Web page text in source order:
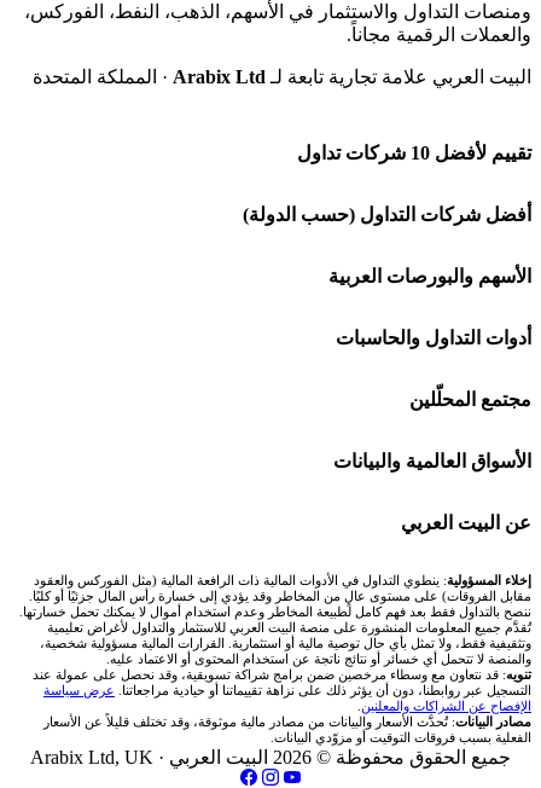
ومنصات التداول والاستثمار في الأسهم، الذهب، النفط، الفوركس،
والعملات الرقمية مجاناً.
البيت العربي علامة تجارية تابعة لـ Arabix Ltd · المملكة المتحدة
تقييم لأفضل 10 شركات تداول
شركة Capital.com
افاتريد AvaTrade
اكسنس Exness
منصة بينانس
اكس تي بي XTB
انتراكتيف بروكرز IBKR
أفضل شركات التداول (حسب الدولة)
شركات تداول في السعودية
شركات تداول في الإمارات
شركات تداول في الكويت
شركات تداول في قطر
شركات تداول في الأردن
شركات تداول في العراق
شركات تداول في فلسطين
الأسهم والبورصات العربية
🌍 كل البورصات العربية
🇸🇦 السوق السعودية
🇦🇪 أسواق الإمارات
🇪🇬 البورصة المصرية
🇶🇦 بورصة قطر
🇯🇴 بورصة عمّان
🇧🇭 بورصة البحرين
أدوات التداول والحاسبات
🕌 حاسبة الزكاة
💱 محول العملات
🧮 حاسبة حجم اللوت
📊 حاسبة قيمة النقطة
💰 حاسبة ربح الفوركس
📌 حاسبة النقاط المحورية
📏 حاسبة حجم المركز
مجتمع المحلّلين
🧱 حائط المجتمع
🏆 لوحة المحلّلين
✍️ اكتب تحليلك
الأسواق العالمية والبيانات
🌐 المؤشرات العالمية
🥇 سعر الذهب اليوم
🥇 أسعار الذهب والمعادن
💱 أسعار العملات والفوركس
💵 سعر الريال السعودي في مصر
عن البيت العربي
من نحن
تواصل معنا
فريق المؤلفين
مقالات تعليمية
إخلاء المسؤولية: ينطوي التداول في الأدوات المالية ذات الرافعة المالية (مثل الفوركس والعقود
مقابل الفروقات) على مستوى عالٍ من المخاطر وقد يؤدي إلى خسارة رأس المال جزئيًا أو كليًا.
ننصح بالتداول فقط بعد فهم كامل لطبيعة المخاطر وعدم استخدام أموال لا يمكنك تحمل خسارتها.
تُقدَّم جميع المعلومات المنشورة على منصة البيت العربي للاستثمار والتداول لأغراض تعليمية
وتثقيفية فقط، ولا تمثل بأي حال توصية مالية أو استثمارية. القرارات المالية مسؤولية شخصية،
والمنصة لا تتحمل أي خسائر أو نتائج ناتجة عن استخدام المحتوى أو الاعتماد عليه.
تنويه: قد نتعاون مع وسطاء مرخصين ضمن برامج شراكة تسويقية، وقد نحصل على عمولة عند
التسجيل عبر روابطنا، دون أن يؤثر ذلك على نزاهة تقييماتنا أو حيادية مراجعاتنا. عرض سياسة
الإفصاح عن الشراكات والمعلنين
مصادر البيانات: تُحدَّث الأسعار والبيانات من مصادر مالية موثوقة، وقد تختلف قليلاً عن الأسعار
الفعلية بسبب فروقات التوقيت أو مزوّدي البيانات.
جميع الحقوق محفوظة © 2026 البيت العربي · Arabix Ltd, UK